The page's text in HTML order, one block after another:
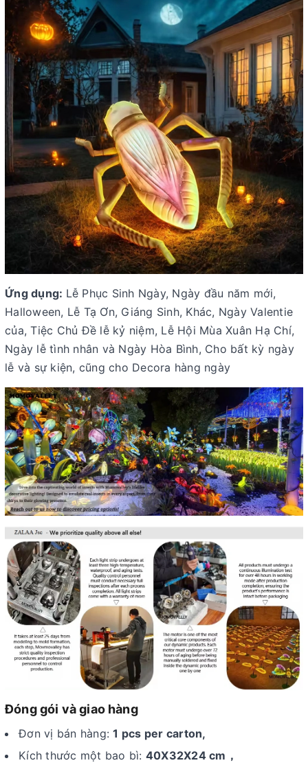
Ứng dụng: Lễ Phục Sinh Ngày, Ngày đầu năm mới,
Halloween, Lễ Tạ Ơn, Giáng Sinh, Khác, Ngày Valentie
của, Tiệc Chủ Đề lễ kỷ niệm, Lễ Hội Mùa Xuân Hạ Chí,
Ngày lễ tình nhân và Ngày Hòa Bình, Cho bất kỳ ngày
lễ và sự kiện, cũng cho Decora hàng ngày
Đóng gói và giao hàng
Đơn vị bán hàng:1 pcs per carton,
Kích thước một bao bì: 40X32X24 cm，